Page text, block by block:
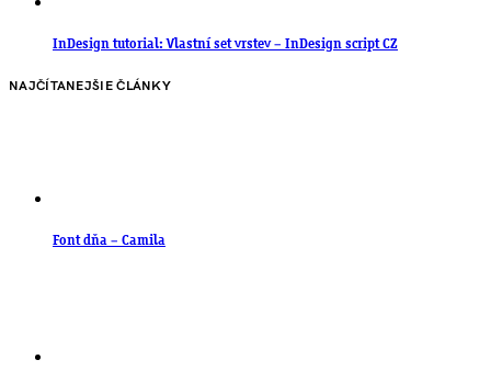
InDesign tutorial: Vlastní set vrstev – InDesign script CZ
NAJČÍTANEJŠIE ČLÁNKY
Font dňa – Camila